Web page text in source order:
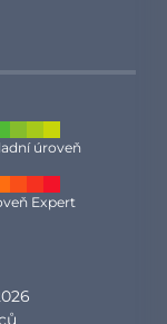
úroveň
Expert